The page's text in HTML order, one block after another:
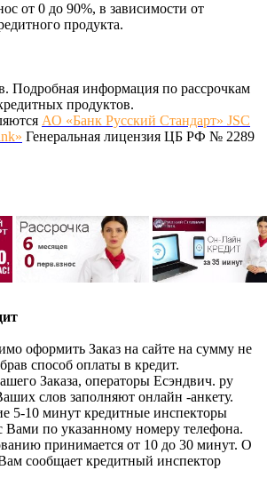
от 0 до 90%, в зависимости от
продукта.
Подробная информация по рассрочкам
продуктов.
АО «Банк Русский Стандарт» JSC
Генеральная лицензия ЦБ РФ № 2289
оформить Заказ на сайте на сумму не
способ оплаты в кредит.
Заказа, операторы Есэндвич. ру
слов заполняют онлайн -анкету.
5-10 минут кредитные инспекторы
Вами по указанному номеру телефона.
принимается от 10 до 30 минут. О
сообщает кредитный инспектор